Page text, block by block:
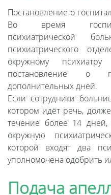
Постановление о
Во время
психиатрической
психиатрического
окружному
постановление о
дополнительных дней.
Если сотрудники
котором идёт речь,
течение более 14
окружную
которой входят два
уполномочена одобрить
Подача